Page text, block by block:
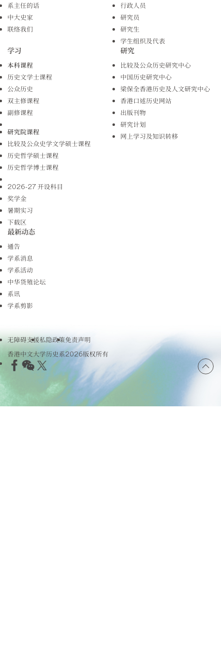
系主任的话
中大史家
联络我们
行政人员
研究员
研究生
学生组织及代表
学习
本科课程
历史文学士课程
公众历史
双主修课程
副修课程
研究院课程
比较及公众史学文学硕士课程
历史哲学硕士课程
历史哲学博士课程
2026-27 开设科目
奖学金
暑期实习
下载区
研究
比较及公众历史研究中心
中国历史研究中心
梁保全香港历史及人文研究中心
香港口述历史网站
出版刊物
研究计划
网上学习及知识转移
最新动态
通告
学系消息
学系活动
中华货殖论坛
系讯
学系剪影
无障碍支援私隐政策免责声明
香港中文大学历史系2026版权所有